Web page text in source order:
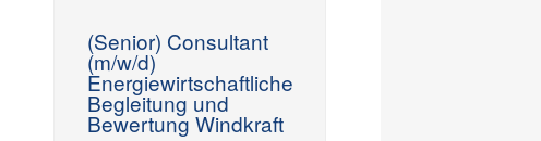
(Senior) Consultant
(m/w/d)
Energiewirtschaftliche
Begleitung und
Bewertung Windkraft